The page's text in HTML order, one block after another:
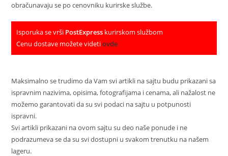
obračunavaju se po cenovniku kurirske službe.
Isporuka se vrši PostExpress kurirskom službom
Cenu dostave možete videtiovde
Maksimalno se trudimo da Vam svi artikli na sajtu budu prikazani sa
ispravnim nazivima, opisima, fotografijama i cenama, ali nažalost ne
možemo garantovati da su svi podaci na sajtu u potpunosti
ispravni.
Svi artikli prikazani na ovom sajtu su deo naše ponude i ne
podrazumeva se da su svi dostupni u svakom trenutku na našem
lageru.